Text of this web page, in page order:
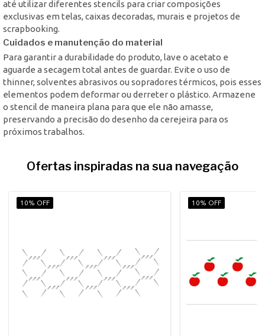
até utilizar diferentes stencils para criar composições
exclusivas em telas, caixas decoradas, murais e projetos de
scrapbooking.
Cuidados e manutenção do material
Para garantir a durabilidade do produto, lave o acetato e
aguarde a secagem total antes de guardar. Evite o uso de
thinner, solventes abrasivos ou sopradores térmicos, pois esses
elementos podem deformar ou derreter o plástico. Armazene
o stencil de maneira plana para que ele não amasse,
preservando a precisão do desenho da cerejeira para os
próximos trabalhos.
Ofertas inspiradas na sua navegação
10% OFF 10% OFF